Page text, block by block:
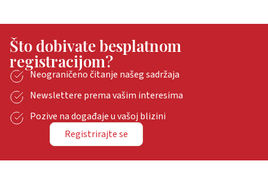
Što dobivate besplatnom
registracijom?
Neograničeno čitanje našeg sadržaja
Newslettere prema vašim interesima
Pozive na događaje u vašoj blizini
Registrirajte se